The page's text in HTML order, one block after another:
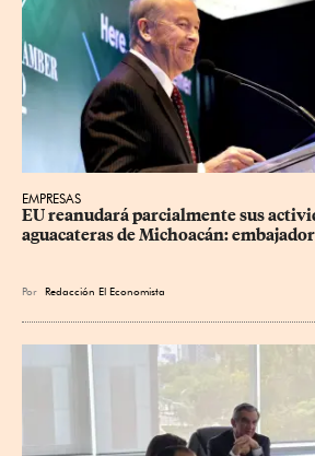
EMPRESAS
EU reanudará parcialmente sus
aguacateras de Michoacán:
Por Redacción El Economista